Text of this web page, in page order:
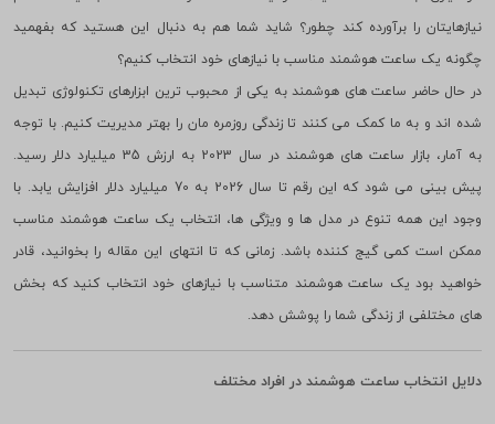
فکر می کنید این جمله درست باشد؟ حتما باید چندین ساعت داشته باشید تا برای
هر نیازی جدا استفاده کنید؟ اگر یک ساعت هوشمند داشته باشید ک تمام
نیازهایتان را برآورده کند چطور؟ شاید شما هم به دنبال این هستید که بفهمید
چگونه یک ساعت هوشمند مناسب با نیازهای خود انتخاب کنیم؟
در حال حاضر ساعت های هوشمند به یکی از محبوب ترین ابزارهای تکنولوژی تبدیل
شده اند و به ما کمک می کنند تا زندگی روزمره مان را بهتر مدیریت کنیم. با توجه
به آمار، بازار ساعت های هوشمند در سال 2023 به ارزش 35 میلیارد دلار رسید.
پیش بینی می شود که این رقم تا سال 2026 به 70 میلیارد دلار افزایش یابد. با
وجود این همه تنوع در مدل ها و ویژگی ها، انتخاب یک ساعت هوشمند مناسب
ممکن است کمی گیج کننده باشد. زمانی که تا انتهای این مقاله را بخوانید، قادر
های مختلفی از زندگی شما را پوشش دهد.